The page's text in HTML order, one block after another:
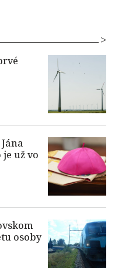
už vo
osoby